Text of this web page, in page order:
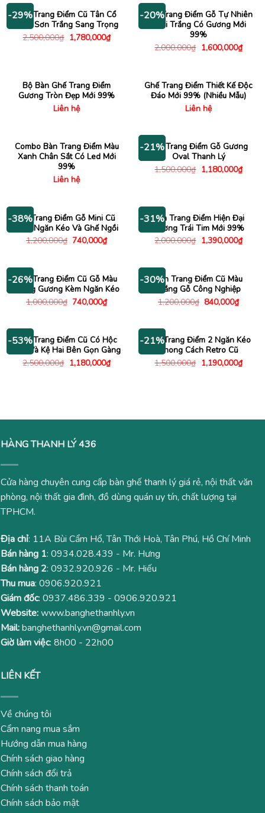
2,150,000₫.
-29%
Bàn Trang Điểm Cũ Tân Cổ
Điển Sơn Trắng Sang Trọng
2,500,000₫ Giá
gốc
1,780,000₫Giá
hiện
-20%
Bàn Trang Điểm Gỗ Tự Nhiên
Phối Trắng Có Gương Mới
99%
2,000,000₫ Giá
gốc
1,600,000₫Giá
hiện
Bộ Bàn Ghế Trang Điểm
Gương Tròn Đẹp Mới 99%
Liên hệ
Ghế Trang Điểm Thiết Kế Độc
Đáo Mới 99% (Nhiều Mẫu)
Liên hệ
Combo Bàn Trang Điểm Màu
Xanh Chân Sắt Có Led Mới
99%
Liên hệ
-21%
Bàn Trang Điểm Gỗ Gương
Oval Thanh Lý
1,500,000₫ Giá
gốc
1,180,000₫Giá
hiện
-38%
Tủ Trang Điểm Gỗ Mini Cũ
Kèm Ngăn Kéo Và Ghế Ngồi
1,200,000₫ Giá
740,000₫Giá
hiện
740,000₫.
-31%Bàn Trang Điểm Hiện Đại
Gương Trái Tim Mới 99%
2,000,000₫ Giá
gốc
1,390,000₫Giá
hiện
-26%
Bàn Trang Điểm Cũ Gỗ Màu
Trắng Gương Kèm Ngăn Kéo
1,000,000₫ Giá
740,000₫Giá
hiện
740,000₫.
-30%Bàn Trang Điểm Cũ Màu
Trắng Gỗ Công Nghiệp
1,200,000₫ Giá
840,000₫Giá
hiện
-53%
Bàn Trang Điểm Cũ Có Hộc
Kéo Và Kệ Hai Bên Gọn Gàng
2,500,000₫ Giá
gốc
1,180,000₫Giá
hiện
-21%
Bàn Trang Điểm 2 Ngăn Kéo
Phong Cách Retro Cũ
1,500,000₫ Giá
gốc
1,190,000₫Giá
hiện
HÀNG THANH LÝ 436
Cửa hàng chuyên cung cấp bàn ghế thanh lý giá rẻ, nội thất văn
phòng, nội thất gia đình, đồ dùng quán uy tín, chất lượng tại
TPHCM.
Địa chỉ: 11A Bùi Cẩm Hổ, Tân Thới Hoà, Tân Phú, Hồ Chí Minh
Bán hàng 1: 0934.028.439 - Mr. Hưng
Bán hàng 2: 0932.920.926 - Mr. Hiếu
Thu mua: 0906.920.921
Giám đốc: 0937.486.339 - 0906.920.921
Website:www.banghethanhly.vn
Mail:banghethanhly.vn@gmail.com
Giờ làm việc: 8h00 - 22h00
LIÊN KẾT
Về chúng tôi
Cẩm nang mua sắm
Hướng dẫn mua hàng
Chính sách giao hàng
Chính sách đổi trả
Chính sách thanh toán
Chính sách bảo mật